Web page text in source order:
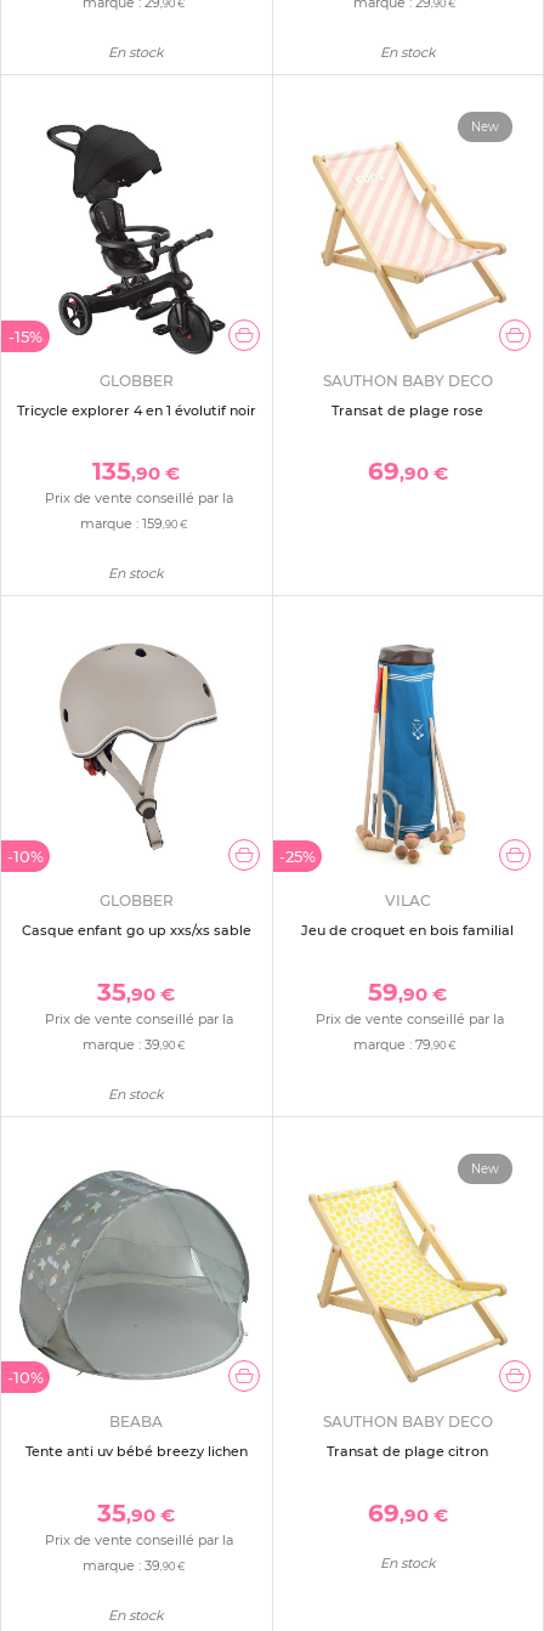
,90 €
En stock
,90 €
En stock
-15%
GLOBBER
Tricycle explorer 4 en 1 évolutif noir
135,90 €
Prix de vente conseillé par la
marque : 159 ,90 €
En stock
New
SAUTHON BABY DECO
Transat de plage rose
69,90 €
-10%
GLOBBER
Casque enfant go up xxs/xs sable
35,90 €
Prix de vente conseillé par la
marque : 39 ,90 €
En stock
-25%
VILAC
Jeu de croquet en bois familial
59,90 €
Prix de vente conseillé par la
marque :79,90 €
-10%
BEABA
Tente anti uv bébé breezy lichen
35,90 €
Prix de vente conseillé par la
marque : 39 ,90 €
En stock
New
SAUTHON BABY DECO
Transat de plage citron
69,90 €
En stock